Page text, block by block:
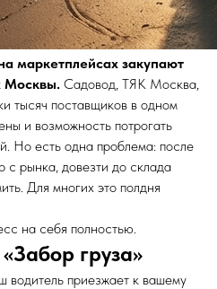
маркетплейсах закупают
Москвы. Садовод, ТЯК Москва,
тысяч поставщиков в одном
и возможность потрогать
Но есть одна проблема: после
с рынка, довезти до склада
Для многих это полдня
на себя полностью.
груза»
водитель приезжает к вашему